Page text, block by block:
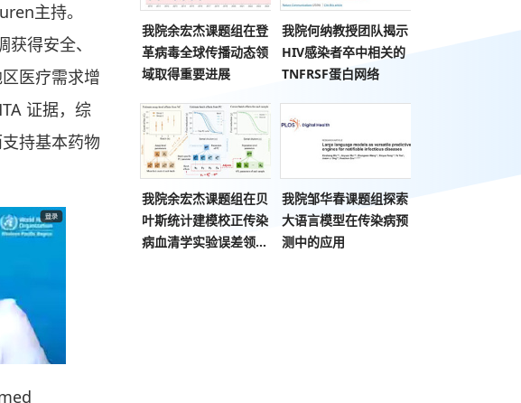
主持。
得安全、
医疗需求增
证据，综
持基本药物
我院余宏杰课题组在登
革病毒全球传播动态领
域取得重要进展
我院何纳教授团队揭示
HIV感染者卒中相关的
TNFRSF蛋白网络
我院余宏杰课题组在贝
叶斯统计建模校正传染
病血清学实验误差领域
我院邹华春课题组探索
大语言模型在传染病预
测中的应用